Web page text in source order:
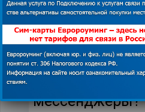
Телефонную
мессенджеры?